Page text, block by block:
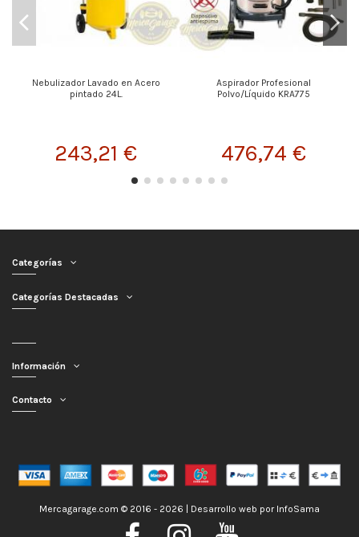
Nebulizador Lavado en Acero
pintado 24L.
243,21 €
Aspirador Profesional
Polvo/Líquido KRA775
476,74 €
Categorías
Categorías Destacadas
Información
Contacto
Mercagarage.com © 2016 - 2026 | Desarrollo web por InfoSama